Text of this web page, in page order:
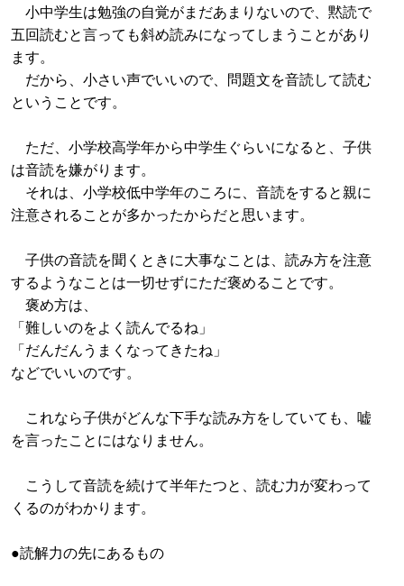
小中学生は勉強の自覚がまだあまりないので、黙読で
五回読むと言っても斜め読みになってしまうことがあり
ます。
だから、小さい声でいいので、問題文を音読して読む
ということです。
ただ、小学校高学年から中学生ぐらいになると、子供
は音読を嫌がります。
それは、小学校低中学年のころに、音読をすると親に
注意されることが多かったからだと思います。
子供の音読を聞くときに大事なことは、読み方を注意
するようなことは一切せずにただ褒めることです。
褒め方は、
「難しいのをよく読んでるね」
「だんだんうまくなってきたね」
などでいいのです。
これなら子供がどんな下手な読み方をしていても、嘘
を言ったことにはなりません。
こうして音読を続けて半年たつと、読む力が変わって
くるのがわかります。
●読解力の先にあるもの